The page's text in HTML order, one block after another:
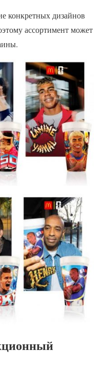
конкретных дизайнов
ассортимент может